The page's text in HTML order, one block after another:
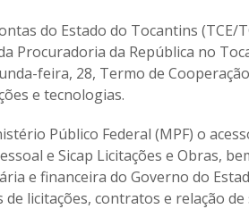
do Estado do Tocantins (TCE/
Procuradoria da República no
feira, 28, Termo de
e tecnologias.
Público Federal (MPF) o
e Sicap Licitações e Obras,
e financeira do Governo do
licitações, contratos e relação